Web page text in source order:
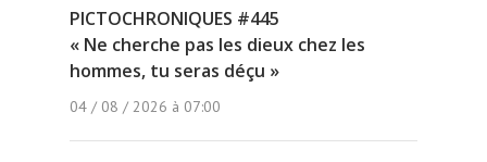
PICTOCHRONIQUES #445
« Ne cherche pas les dieux chez les
hommes, tu seras déçu »
04 / 08 / 2026 à 07:00